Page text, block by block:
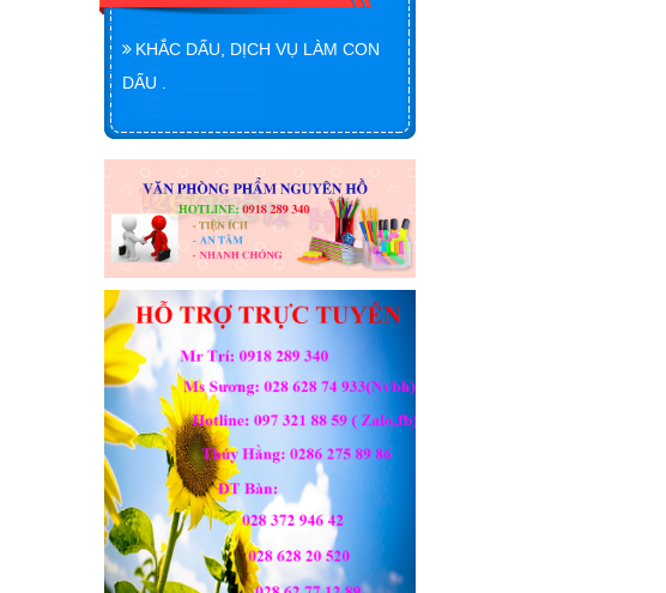
KHẮC DẤU, DỊCH VỤ LÀM CON
DẤU .